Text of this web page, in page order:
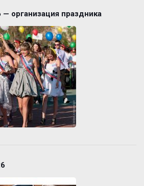
организация праздника